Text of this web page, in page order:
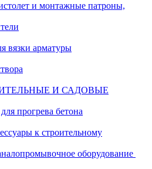
и монтажные патроны,
вязки арматуры
И САДОВЫЕ
прогрева бетона
к строительному
оборудование